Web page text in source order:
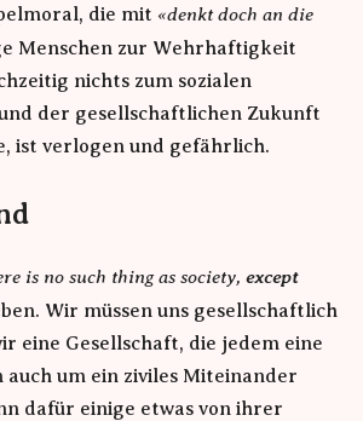
die mit
denkt doch an die
Menschen zur Wehrhaftigkeit
nichts zum sozialen
der gesellschaftlichen Zukunft
ist verlogen und gefährlich.
is no such thing as society, except
Wir müssen uns gesellschaftlich
eine Gesellschaft, die jedem eine
auch um ein ziviles Miteinander
dafür einige etwas von ihrer